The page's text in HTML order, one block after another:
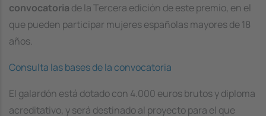
convocatoria de la Tercera edición de este premio, en el
que pueden participar mujeres españolas mayores de 18
años.
Consulta las bases de la convocatoria
El galardón está dotado con 4.000 euros brutos y diploma
acreditativo, y será destinado al proyecto para el que